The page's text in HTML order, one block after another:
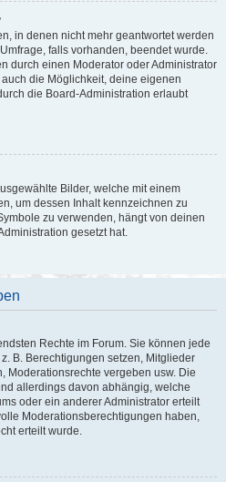
in denen nicht mehr geantwortet werden
falls vorhanden, beendet wurde.
durch einen Moderator oder Administrator
die Möglichkeit, deine eigenen
die Board-Administration erlaubt
Bilder, welche mit einem
um dessen Inhalt kennzeichnen zu
zu verwenden, hängt von deinen
gesetzt hat.
Rechte im Forum. Sie können jede
B. Berechtigungen setzen, Mitglieder
Moderationsrechte vergeben usw. Die
allerdings davon abhängig, welche
oder ein anderer Administrator erteilt
Moderationsberechtigungen haben,
erteilt wurde.